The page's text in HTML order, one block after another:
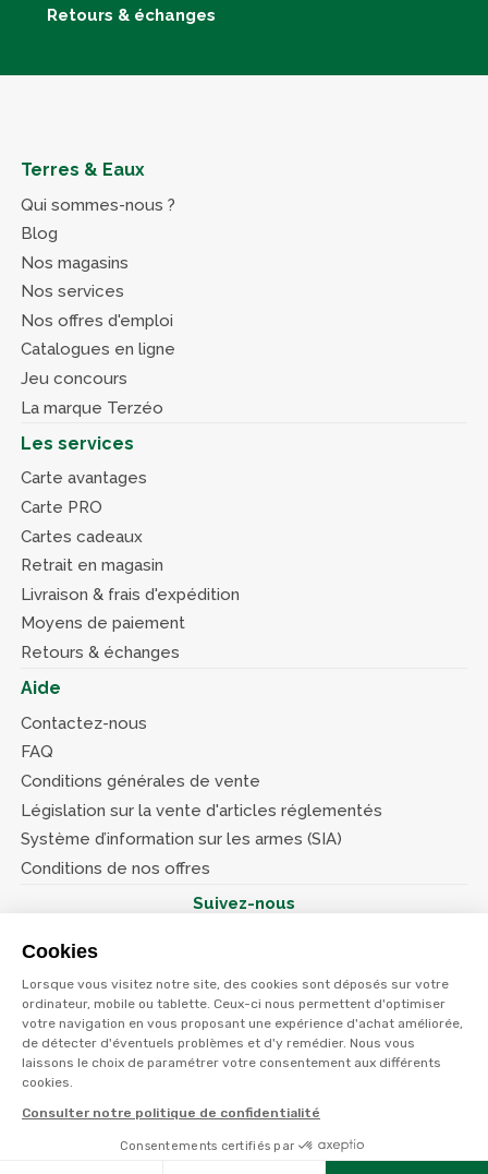
Cookies
Lorsque vous visitez notre site, des cookies sont déposés sur votre
ordinateur, mobile ou tablette. Ceux-ci nous permettent d'optimiser
votre navigation en vous proposant une expérience d'achat améliorée,
de détecter d'éventuels problèmes et d'y remédier. Nous vous
laissons le choix de paramétrer votre consentement aux différents
cookies.
Consulter notre politique de confidentialité
Consentements certifiés par
Retours & échanges
Terres & Eaux
Qui sommes-nous ?
Blog
Nos magasins
Nos services
Nos offres d'emploi
Catalogues en ligne
Jeu concours
La marque Terzéo
Les services
Carte avantages
Carte PRO
Cartes cadeaux
Retrait en magasin
Livraison & frais d'expédition
Moyens de paiement
Retours & échanges
Aide
Contactez-nous
FAQ
Conditions générales de vente
Législation sur la vente d'articles réglementés
Système d’information sur les armes (SIA)
Conditions de nos offres
Suivez-nous
© Terres et eaux 2026
Politique de confidentialité
Mentions légales
CGV